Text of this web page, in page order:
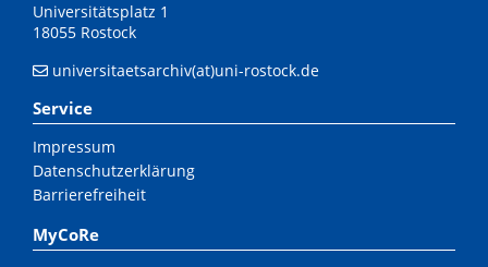
Universitätsplatz 1
18055 Rostock
universitaetsarchiv(at)uni-rostock.de
Service
Impressum
Datenschutzerklärung
Barrierefreiheit
MyCoRe